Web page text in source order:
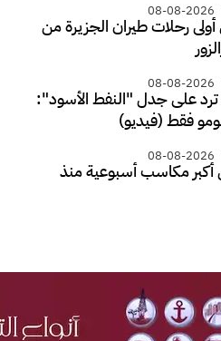
08-08-2026
رحلات طيران الجزيرة من
08-08-2026
ترد على جدل "النفط الأسود":
فقط (فيديو)
08-08-2026
مكاسب أسبوعية منذ